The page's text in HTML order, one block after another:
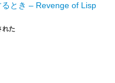
とき – Revenge of Lisp
れた